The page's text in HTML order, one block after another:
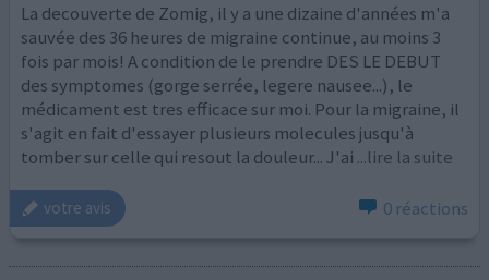
La decouverte de Zomig, il y a une dizaine d'années m'a
sauvée des 36 heures de migraine continue, au moins 3
fois par mois! A condition de le prendre DES LE DEBUT
des symptomes (gorge serrée, legere nausee...), le
médicament est tres efficace sur moi. Pour la migraine, il
s'agit en fait d'essayer plusieurs molecules jusqu'à
tomber sur celle qui resout la douleur... J'ai ...lire la suite
votre avis 0 réactions